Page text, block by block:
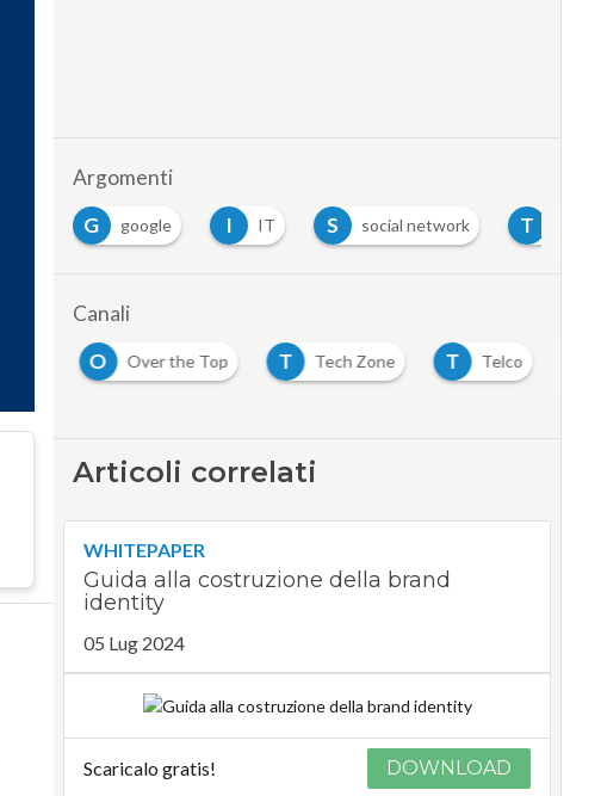
Argomenti
G google I IT S social network T
Canali
O Over the Top T Tech Zone T
Telco
Articoli correlati
WHITEPAPER
Guida alla costruzione della brand
identity
05 Lug 2024
Scaricalo gratis! DOWNLOAD